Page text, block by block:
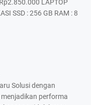
LAPTOP
SSD : 256 GB RAM : 8
Solusi dengan
performa